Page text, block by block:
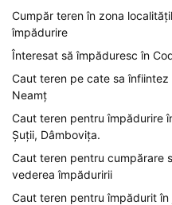
Cumpăr teren în zona
împădurire
Înteresat să împăduresc în
Caut teren pe cate sa
Neamț
Caut teren pentru împădurire
Șuții, Dâmbovița.
Caut teren pentru cumpărare
vederea împăduririi
Caut teren pentru împădurit în